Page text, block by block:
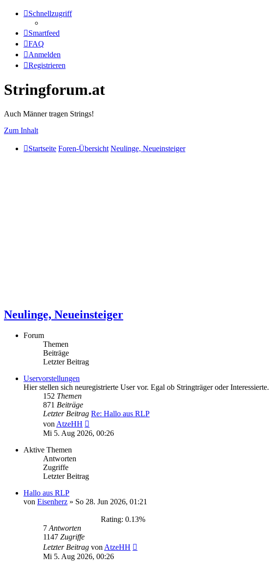
Schnellzugriff
Smartfeed
FAQ
Anmelden
Registrieren
Stringforum.at
Auch Männer tragen Strings!
Zum Inhalt
Startseite Foren-Übersicht Neulinge, Neueinsteiger
Neulinge, Neueinsteiger
Forum
Themen
Beiträge
Letzter Beitrag
Uservorstellungen
Hier stellen sich neuregistrierte User vor. Egal ob Stringträger oder Interessierte.
152 Themen
871 Beiträge
Letzter Beitrag Re: Hallo aus RLP
von AtzeHH
Beitrag
Mi 5. Aug 2026, 00:26
Aktive Themen
Antworten
Zugriffe
Letzter Beitrag
Hallo aus RLP
von Eisenherz » So 28. Jun 2026, 01:21
Rating: 0.13%
7 Antworten
1147 Zugriffe
Letzter Beitrag von AtzeHH
Mi 5. Aug 2026, 00:26